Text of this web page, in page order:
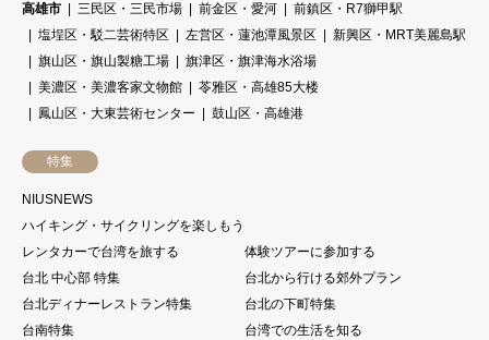
高雄市
三民区・三民市場 前金区・愛河
前鎮区・R7獅甲駅
塩埕区・駁二芸術特区
左営区・蓮池潭風景区
新興区・MRT美麗島駅
旗山区・旗山製糖工場
旗津区・旗津海水浴場
美濃区・美濃客家文物館
苓雅区・高雄85大楼
鳳山区・大東芸術センター
鼓山区・高雄港
特集
NIUSNEWS
ハイキング・サイクリングを楽しもう
レンタカーで台湾を旅する
体験ツアーに参加する
台北 中心部 特集
台北から行ける郊外プラン
台北ディナーレストラン特集
台北の下町特集
台南特集
台湾での生活を知る